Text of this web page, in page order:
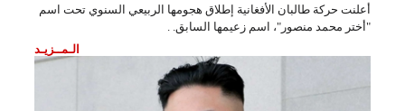
أعلنت حركة طالبان الأفغانية إطلاق هجومها الربيعي السنوي تحت اسم
"أختر محمد منصور"، اسم زعيمها السابق. .
الـمــزيـد